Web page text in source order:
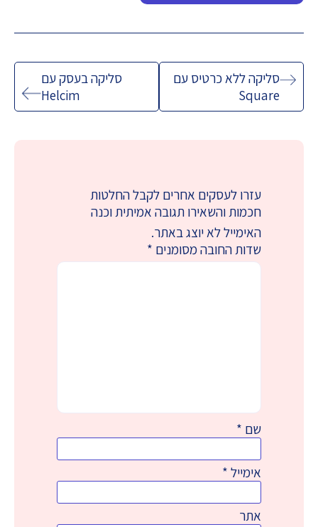
ניווטסליקה ללא כרטיס עם
Square
סליקה בעסק עם
Helcim
עזרו לעסקים אחרים לקבל החלטות
חכמות והשאירו תגובה אמיתית וכנה
האימייל לא יוצג באתר.
שדות החובה מסומנים*
שם*
אימייל*
אתר